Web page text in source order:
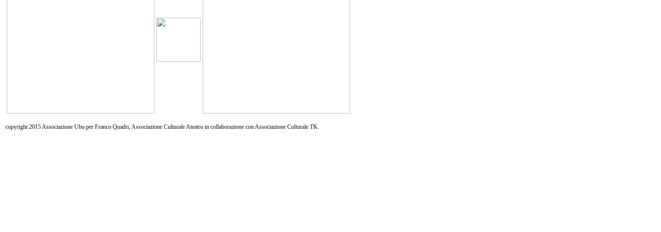
copyright 2015 Associazione Ubu per Franco Quadri, Associazione Culturale Ateatro in collaborazione con Associazione Culturale TK.